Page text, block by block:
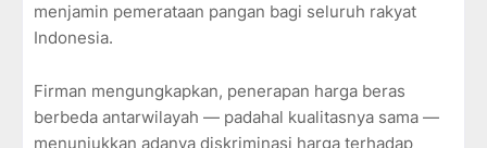
menjamin pemerataan pangan bagi seluruh rakyat
Indonesia.
Firman mengungkapkan, penerapan harga beras
berbeda antarwilayah — padahal kualitasnya sama —
menunjukkan adanya diskriminasi harga terhadap